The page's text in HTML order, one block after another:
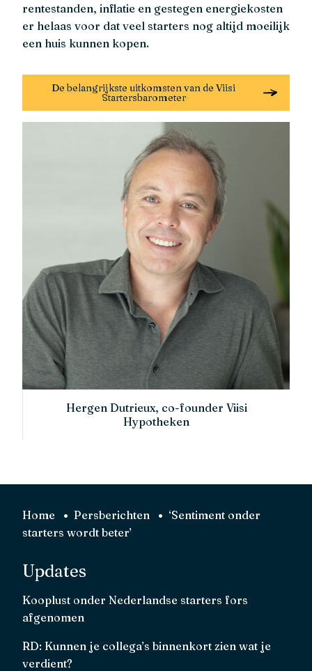
rentestanden, inflatie en gestegen energiekosten
er helaas voor dat veel starters nog altijd moeilijk
een huis kunnen kopen.
De belangrijkste uitkomsten van de Viisi
Startersbarometer
Hergen Dutrieux, co-founder Viisi
Hypotheken
Home Persberichten
‘Sentiment onder
starters wordt beter’
Updates
Kooplust onder Nederlandse starters fors
afgenomen
RD: Kunnen je collega’s binnenkort zien wat je
verdient?